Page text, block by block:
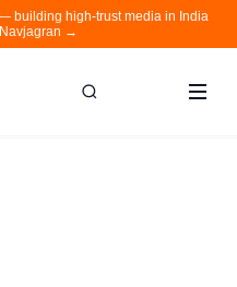
building high-trust media in India
Navjagran →